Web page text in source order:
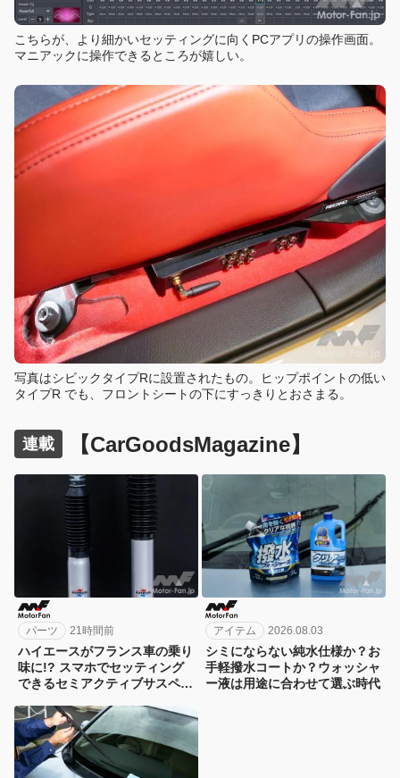
こちらが、より細かいセッティングに向くPCアプリの操作画面。
マニアックに操作できるところが嬉しい。
写真はシビックタイプRに設置されたもの。ヒップポイントの低い
タイプR でも、フロントシートの下にすっきりとおさまる。
連載 【CarGoodsMagazine】
パーツ 21時間前
ハイエースがフランス車の乗り
味に!? スマホでセッティング
できるセミアクティブサスペン
凄い
アイテム 2026.08.03
シミにならない純水仕様か？お
手軽撥水コートか？ウォッシャ
ー液は用途に合わせて選ぶ時代